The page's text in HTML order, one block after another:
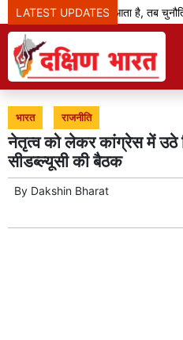
LATEST UPDATES
जब बदलाव का दौर आता है, तब
भारत राजनीति
नेतृत्व को लेकर कांग्रेस में उठे
सीडब्ल्यूसी की बैठक
By Dakshin Bharat